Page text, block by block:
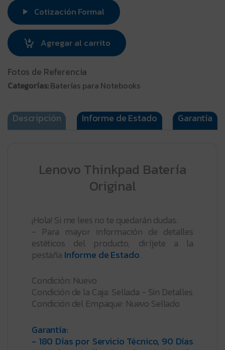
Cotización Formal
Agregar al carrito
Fotos de Referencia
Categorías:Baterías para Notebooks
Descripción Informe de Estado Garantía
Lenovo Thinkpad Batería
Original
¡Hola! Si me lees no te quedarán dudas:
- Para mayor información de detalles
estéticos del producto, diríjete a la
pestaña Informe de Estado.
Condición: Nuevo
Condición de la Caja: Sellada - Sin Detalles
Condición del Empaque: Nuevo Sellado
Garantía:
- 180 Días por Servicio Técnico, 90 Días